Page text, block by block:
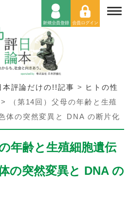
本評論だけの!!記事 >
ヒトの性
>
（第14回）父母の年齢と生殖
体の突然変異と DNA の断片化
年齢と生殖細胞遺伝
の突然変異と DNA の